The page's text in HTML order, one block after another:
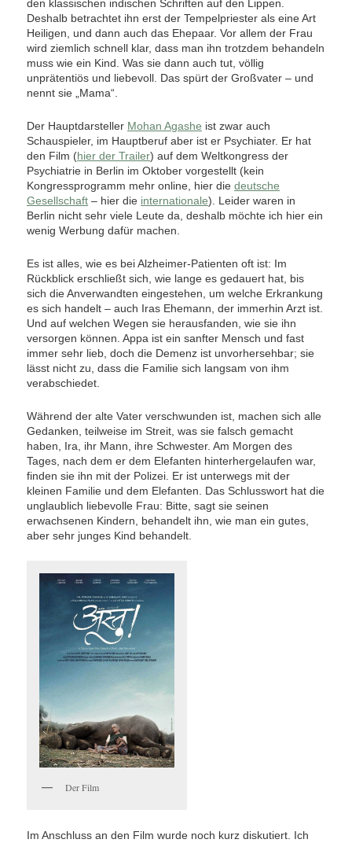
den klassischen indischen Schriften auf den Lippen.
Deshalb betrachtet ihn erst der Tempelpriester als eine Art
Heiligen, und dann auch das Ehepaar. Vor allem der Frau
wird ziemlich schnell klar, dass man ihn trotzdem behandeln
muss wie ein Kind. Was sie dann auch tut, völlig
unprätentiös und liebevoll. Das spürt der Großvater – und
nennt sie „Mama“.
Der Hauptdarsteller Mohan Agashe ist zwar auch
Schauspieler, im Hauptberuf aber ist er Psychiater. Er hat
den Film (hier der Trailer) auf dem Weltkongress der
Psychiatrie in Berlin im Oktober vorgestellt (kein
Kongressprogramm mehr online, hier diedeutsche
Gesellschaft – hier die internationale). Leider waren in
Berlin nicht sehr viele Leute da, deshalb möchte ich hier ein
wenig Werbung dafür machen.
Es ist alles, wie es bei Alzheimer-Patienten oft ist: Im
Rückblick erschließt sich, wie lange es gedauert hat, bis
sich die Anverwandten eingestehen, um welche Erkrankung
es sich handelt – auch Iras Ehemann, der immerhin Arzt ist.
Und auf welchen Wegen sie herausfanden, wie sie ihn
versorgen können. Appa ist ein sanfter Mensch und fast
immer sehr lieb, doch die Demenz ist unvorhersehbar; sie
lässt nicht zu, dass die Familie sich langsam von ihm
verabschiedet.
Während der alte Vater verschwunden ist, machen sich alle
Gedanken, teilweise im Streit, was sie falsch gemacht
haben, Ira, ihr Mann, ihre Schwester. Am Morgen des
Tages, nach dem er dem Elefanten hinterhergelaufen war,
finden sie ihn mit der Polizei. Er ist unterwegs mit der
kleinen Familie und dem Elefanten. Das Schlusswort hat die
unglaublich liebevolle Frau: Bitte, sagt sie seinen
erwachsenen Kindern, behandelt ihn, wie man ein gutes,
aber sehr junges Kind behandelt.
Der Film
Im Anschluss an den Film wurde noch kurz diskutiert. Ich